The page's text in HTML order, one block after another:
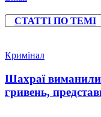
СТАТТІ ПО ТЕМІ
Кримінал
Шахраї виманили
гривень,